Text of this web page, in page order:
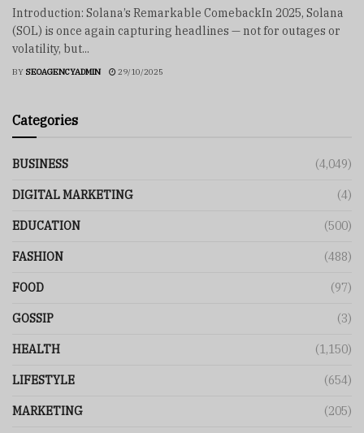
Introduction: Solana’s Remarkable ComebackIn 2025, Solana
(SOL) is once again capturing headlines — not for outages or
volatility, but...
BY SEOAGENCYADMIN 29/10/2025
Categories
BUSINESS (4,049)
DIGITAL MARKETING (4)
EDUCATION (500)
FASHION (488)
FOOD (97)
GOSSIP (3)
HEALTH (1,150)
LIFESTYLE (654)
MARKETING (205)